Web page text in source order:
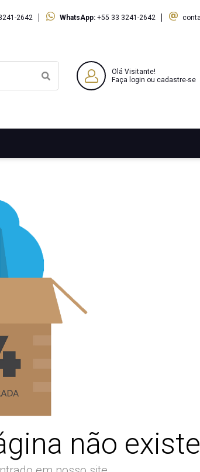
2642 WhatsApp: +55 33 3241-2642
Olá Visitante!
Faça login ou cadastre-se
não